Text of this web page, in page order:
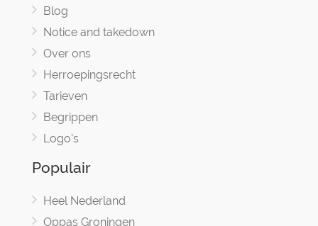
Blog
Notice and takedown
Over ons
Herroepingsrecht
Tarieven
Begrippen
Logo's
Populair
Heel Nederland
Oppas Groningen